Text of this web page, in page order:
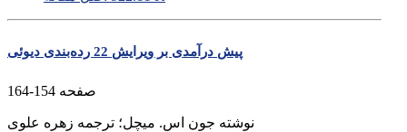
پیش درآمدی بر ویرایش 22 رده‌بندی دیوئی
صفحه 154-164
نوشته جون اس. میچل؛ ترجمه زهره علوی